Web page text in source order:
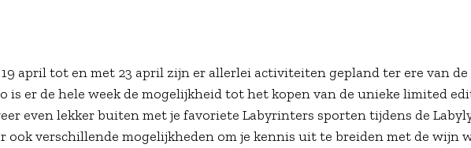
april tot en met 23 april zijn er allerlei activiteiten gepland ter ere van de
is er de hele week de mogelijkheid tot het kopen van de unieke limited
even lekker buiten met je favoriete Labyrinters sporten tijdens de
ook verschillende mogelijkheden om je kennis uit te breiden met de wijn